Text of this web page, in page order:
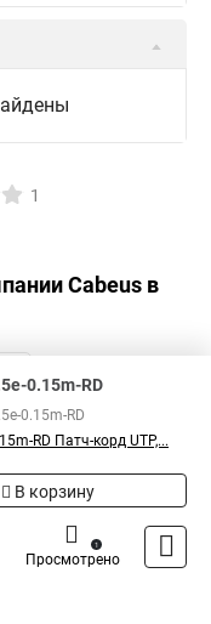
1
Cabeus в
0.15m-RD
0.15m-RD
RD Патч-корд UTP,...
В корзину
Просмотрено
1